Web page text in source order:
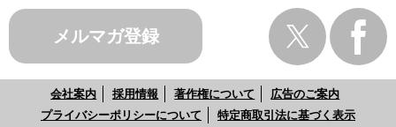
メルマガ登録
会社案内 採用情報 著作権について
広告のご案内
プライバシーポリシーについて
特定商取引法に基づく表示